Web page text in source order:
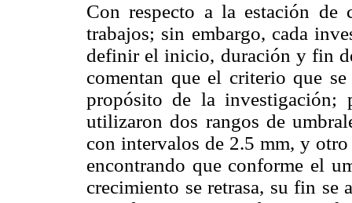
Con respecto a la estación de
trabajos; sin embargo, cada
definir el inicio, duración y fin
comentan que el criterio que
propósito de la investigación;
utilizaron dos rangos de
con intervalos de 2.5 mm, y
encontrando que conforme el
crecimiento se retrasa, su fin